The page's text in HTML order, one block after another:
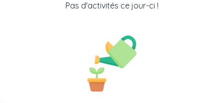
Pas d'activités ce jour-ci !